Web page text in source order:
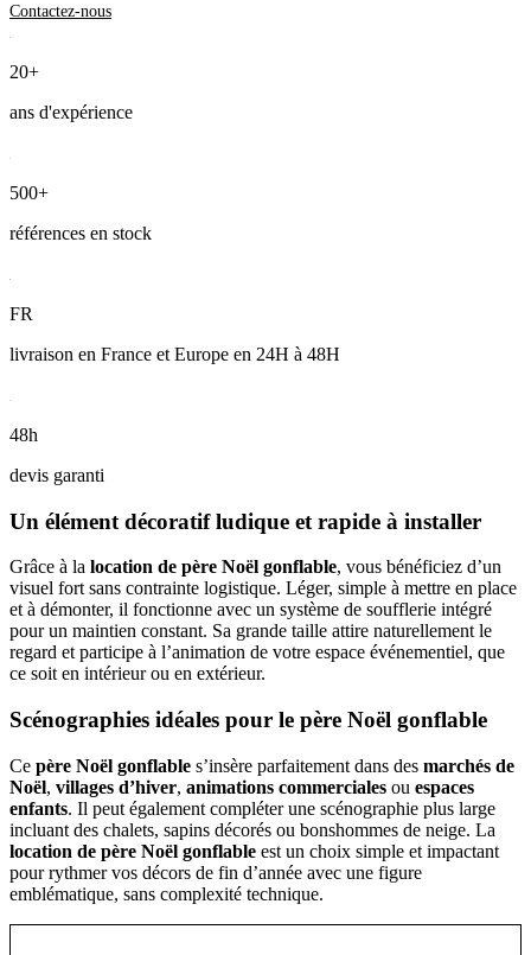
Contactez-nous
20+
ans d'expérience
500+
références en stock
FR
livraison en France et Europe en 24H à 48H
48h
devis garanti
Un élément décoratif ludique et rapide à installer
Grâce à la location de père Noël gonflable, vous bénéficiez d’un
visuel fort sans contrainte logistique. Léger, simple à mettre en place
et à démonter, il fonctionne avec un système de soufflerie intégré
pour un maintien constant. Sa grande taille attire naturellement le
regard et participe à l’animation de votre espace événementiel, que
ce soit en intérieur ou en extérieur.
Scénographies idéales pour le père Noël gonflable
Ce père Noël gonflable s’insère parfaitement dans des marchés de
Noël, villages d’hiver, animations commerciales ou espaces
enfants. Il peut également compléter une scénographie plus large
incluant des chalets, sapins décorés ou bonshommes de neige. La
location de père Noël gonflable est un choix simple et impactant
pour rythmer vos décors de fin d’année avec une figure
emblématique, sans complexité technique.